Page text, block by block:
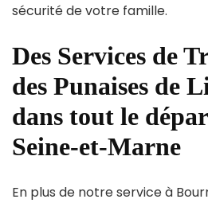
sécurité de votre famille.
Des Services de
des Punaises de
dans tout le
Seine-et-Marne
En plus de notre service à